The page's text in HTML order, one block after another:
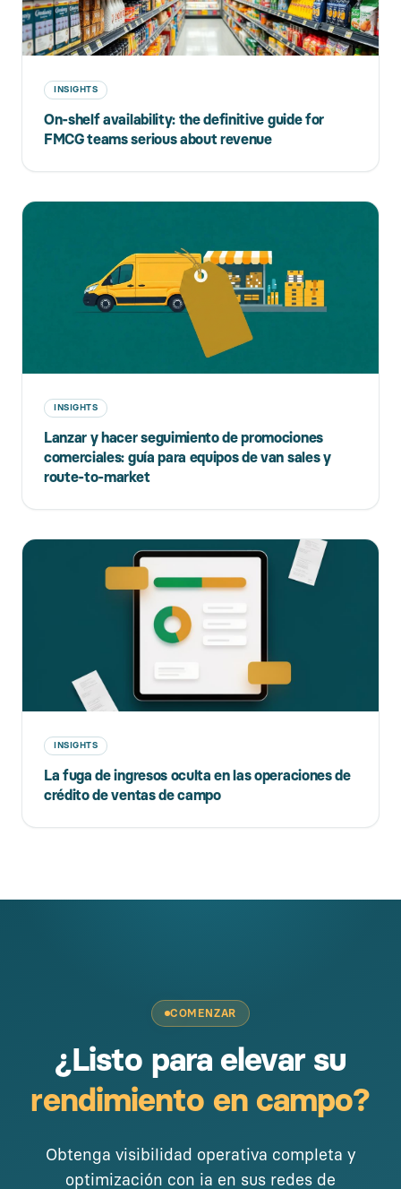
INSIGHTS
On-shelf availability: the definitive guide for
FMCG teams serious about revenue
INSIGHTS
Lanzar y hacer seguimiento de promociones
comerciales: guía para equipos de van sales y
route-to-market
INSIGHTS
La fuga de ingresos oculta en las operaciones de
crédito de ventas de campo
COMENZAR
¿Listo para elevar su
rendimiento en campo?
Obtenga visibilidad operativa completa y
optimización con ia en sus redes de